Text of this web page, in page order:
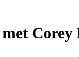
Corey